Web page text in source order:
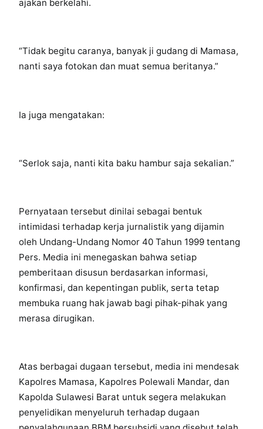
ajakan berkelahi.
“Tidak begitu caranya, banyak ji gudang di Mamasa,
nanti saya fotokan dan muat semua beritanya.”
Ia juga mengatakan:
“Serlok saja, nanti kita baku hambur saja sekalian.”
Pernyataan tersebut dinilai sebagai bentuk
intimidasi terhadap kerja jurnalistik yang dijamin
oleh Undang-Undang Nomor 40 Tahun 1999 tentang
Pers. Media ini menegaskan bahwa setiap
pemberitaan disusun berdasarkan informasi,
konfirmasi, dan kepentingan publik, serta tetap
membuka ruang hak jawab bagi pihak-pihak yang
merasa dirugikan.
Atas berbagai dugaan tersebut, media ini mendesak
Kapolres Mamasa, Kapolres Polewali Mandar, dan
Kapolda Sulawesi Barat untuk segera melakukan
penyelidikan menyeluruh terhadap dugaan